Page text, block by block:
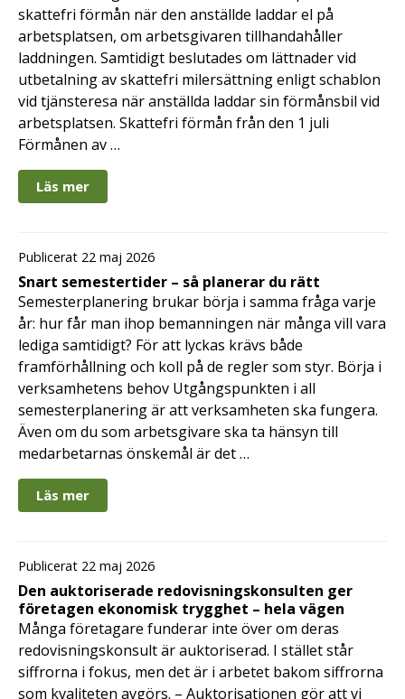
skattefri förmån när den anställde laddar el på
arbetsplatsen, om arbetsgivaren tillhandahåller
laddningen. Samtidigt beslutades om lättnader vid
utbetalning av skattefri milersättning enligt schablon
vid tjänsteresa när anställda laddar sin förmånsbil vid
arbetsplatsen. Skattefri förmån från den 1 juli
Förmånen av …
Läs mer
Publicerat 22 maj 2026
Snart semestertider – så planerar du rätt
Semesterplanering brukar börja i samma fråga varje
år: hur får man ihop bemanningen när många vill vara
lediga samtidigt? För att lyckas krävs både
framförhållning och koll på de regler som styr. Börja i
verksamhetens behov Utgångspunkten i all
semesterplanering är att verksamheten ska fungera.
Även om du som arbetsgivare ska ta hänsyn till
medarbetarnas önskemål är det …
Läs mer
Publicerat 22 maj 2026
Den auktoriserade redovisningskonsulten ger
företagen ekonomisk trygghet – hela vägen
Många företagare funderar inte över om deras
redovisningskonsult är auktoriserad. I stället står
siffrorna i fokus, men det är i arbetet bakom siffrorna
som kvaliteten avgörs. – Auktorisationen gör att vi